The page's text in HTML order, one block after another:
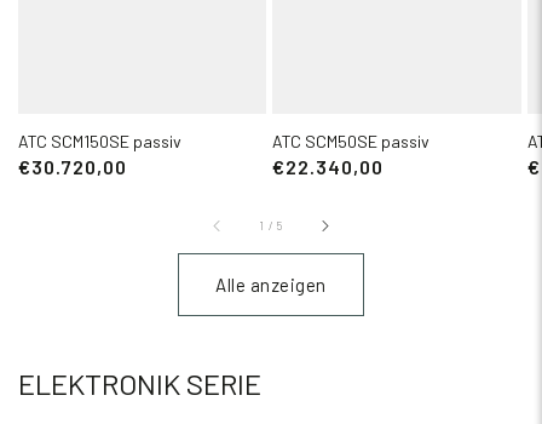
ATC SCM150SE passiv
€30.720,00
ATC SCM50SE passiv
€22.340,00
1 /5
Alle anzeigen
ELEKTRONIK SERIE